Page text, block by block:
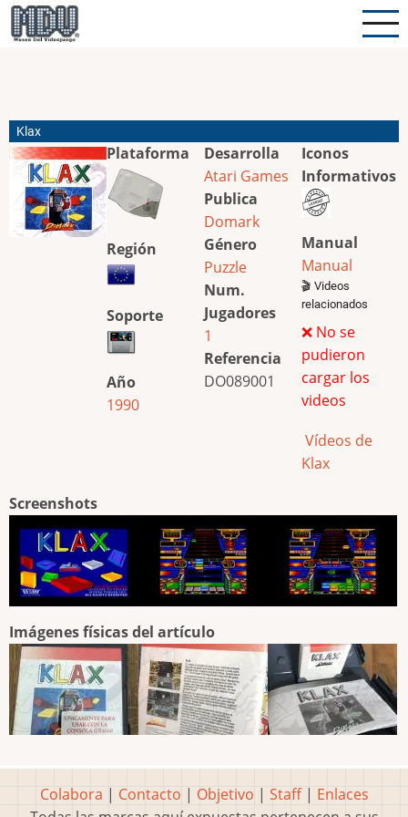
Pasar
al
Klax
Plataforma
Región
Soporte
Año
1990
Desarrolla
Atari Games
Publica
Domark
Género
Puzzle
Num.
Jugadores
1
Referencia
DO089001
Iconos
Informativos
Manual
Manual
🎬 Videos
relacionados
❌ No se
pudieron
cargar los
videos
Vídeos de
Klax
Screenshots
Imágenes físicas del artículo
Colabora | Contacto | Objetivo | Staff| Enlaces